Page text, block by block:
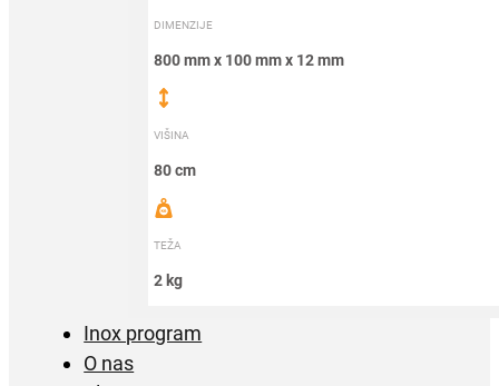
DIMENZIJE
800 mm x 100 mm x 12 mm
VIŠINA
80 cm
TEŽA
2 kg
Inox program
O nas